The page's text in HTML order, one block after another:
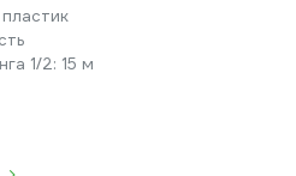
пластик
1/2: 15 м